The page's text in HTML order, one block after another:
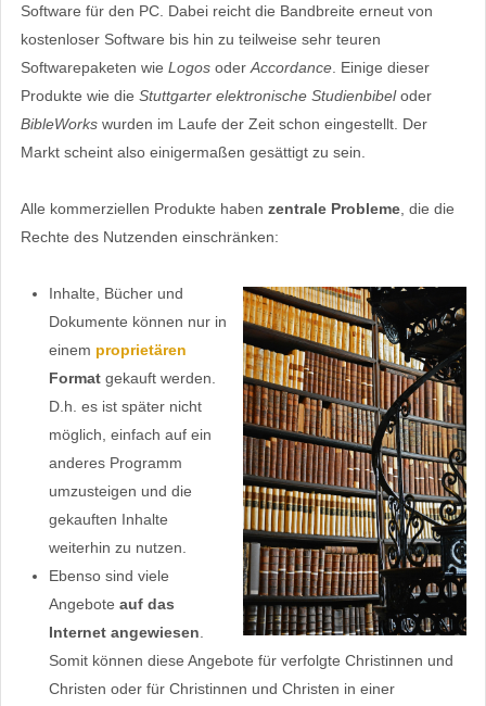
Software für den PC. Dabei reicht die Bandbreite erneut von
kostenloser Software bis hin zu teilweise sehr teuren
Softwarepaketen wie Logosoder Accordance. Einige dieser
Produkte wie die Stuttgarter elektronische Studienbibeloder
BibleWorkswurden im Laufe der Zeit schon eingestellt. Der
Markt scheint also einigermaßen gesättigt zu sein.
Alle kommerziellen Produkte haben zentrale Probleme, die die
Rechte des Nutzenden einschränken:
Inhalte, Bücher und
Dokumente können nur in
einem proprietären
Formatgekauft werden.
D.h. es ist später nicht
möglich, einfach auf ein
anderes Programm
umzusteigen und die
gekauften Inhalte
weiterhin zu nutzen.
Ebenso sind viele
Angebote auf das
Internet angewiesen
Somit können diese Angebote für verfolgte Christinnen und
Christen oder für Christinnen und Christen in einer